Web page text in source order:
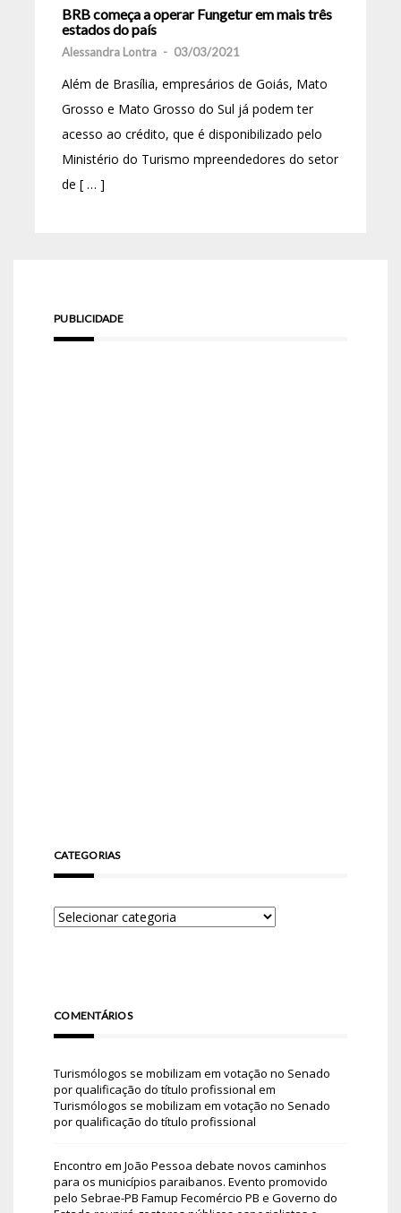
BRB começa a operar Fungetur em mais três
estados do país
Alessandra Lontra - 03/03/2021
Além de Brasília, empresários de Goiás, Mato
Grosso e Mato Grosso do Sul já podem ter
acesso ao crédito, que é disponibilizado pelo
Ministério do Turismo mpreendedores do setor
de [ … ]
PUBLICIDADE
CATEGORIAS
COMENTÁRIOS
Turismólogos se mobilizam em votação no Senado
por qualificação do título profissional em
Turismólogos se mobilizam em votação no Senado
por qualificação do título profissional
Encontro em João Pessoa debate novos caminhos
para os municípios paraibanos. Evento promovido
pelo Sebrae-PB Famup Fecomércio PB e Governo do